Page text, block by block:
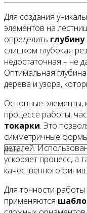
Главная
Все новости
Видео
Для создания
элементов на
определить глубину
слишком глубокая
недостаточная – не
Оптимальная
дерева и узора,
Основные элементы,
процессе работы,
токарки. Это
симметричные формы
деталей.
ускоряет процесс, а
качественного
Для точности
применяются